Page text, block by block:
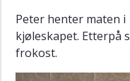
Peter henter maten i
kjøleskapet. Etterpå
frokost.